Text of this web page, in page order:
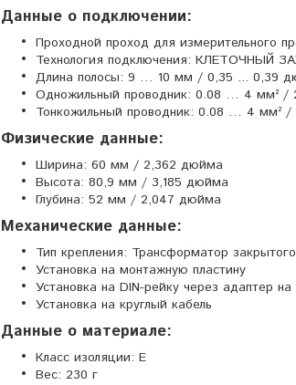
Данные о подключении:
Проходной проход для измерительного
Технология подключения: КЛЕТОЧНЫЙ
Длина полосы: 9 … 10 мм / 0,35 ... 0,39
Одножильный проводник: 0.08 … 4 мм² /
Тонкожильный проводник: 0.08 … 4 мм² /
Физические данные:
Ширина: 60 мм / 2,362 дюйма
Высота: 80,9 мм / 3,185 дюйма
Глубина: 52 мм / 2,047 дюйма
Механические данные:
Тип крепления: Трансформатор
Установка на монтажную пластину
Установка на DIN-рейку через адаптер на
Установка на круглый кабель
Данные о материале:
Класс изоляции: E
Вес: 230 г